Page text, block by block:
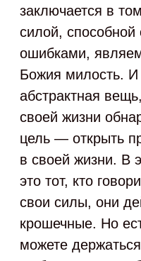
заключается в
силой,
ошибками,
Божия милость. И
абстрактная
своей жизни
цель — открыть
в своей жизни. В
это тот, кто
свои силы, они
крошечные. Но
можете